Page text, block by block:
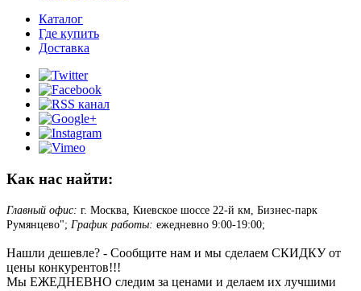
Каталог
Где купить
Доставка
Как нас найти:
Главный офис: г. Москва, Киевское шоссе 22-й км, Бизнес-парк
Румянцево"; График работы: ежедневно 9:00-19:00;
Нашли дешевле? - Сообщите нам и мы сделаем СКИДКУ от
цены конкурентов!!!
Мы ЕЖЕДНЕВНО следим за ценами и делаем их лучшими